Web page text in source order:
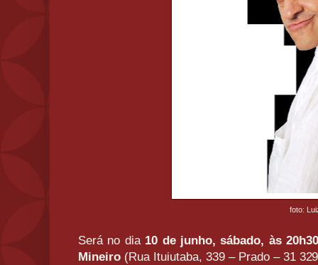
foto: Luiz
Será no dia 10 de junho, sábado, às
Mineiro (Rua Ituiutaba, 339 – Prado – 31